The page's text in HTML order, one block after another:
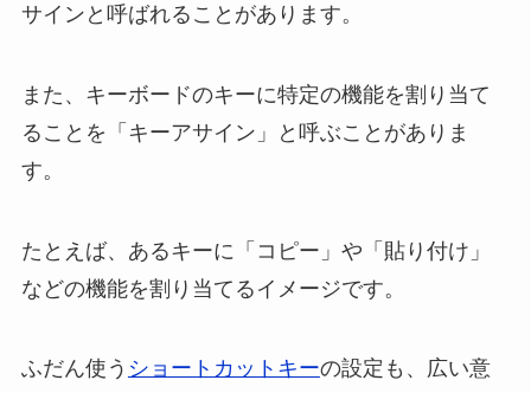
サインと呼ばれることがあります。
また、キーボードのキーに特定の機能を割り当て
ることを「キーアサイン」と呼ぶことがありま
す。
たとえば、あるキーに「コピー」や「貼り付け」
などの機能を割り当てるイメージです。
ふだん使う ショートカットキーの設定も、広い意